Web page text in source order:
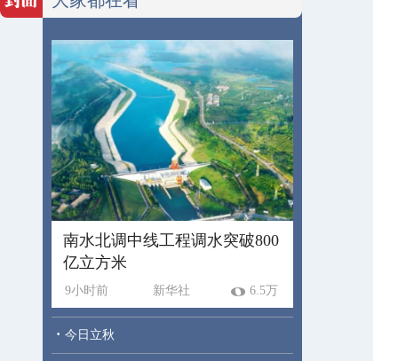
南水北调中线工程调水突破800
亿立方米
9小时前 新华社 6.5万
· 今日立秋